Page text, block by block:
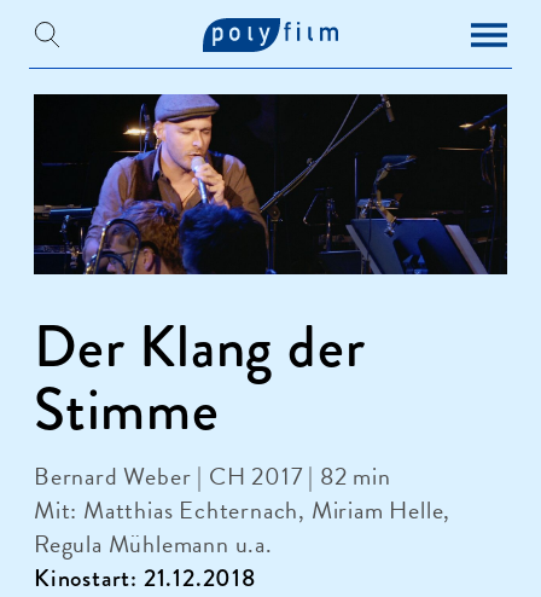
Der Klang der
Stimme
Bernard Weber | CH 2017 | 82 min
Mit: Matthias Echternach, Miriam Helle,
Regula Mühlemann u.a.
Kinostart: 21.12.2018